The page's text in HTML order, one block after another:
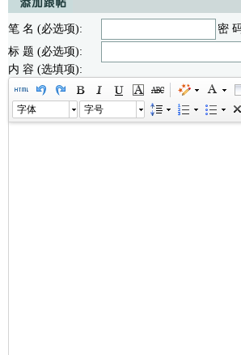
笔 名 (必选项):
密
标 题 (必选项):
内 容 (选填项):
字体 字号